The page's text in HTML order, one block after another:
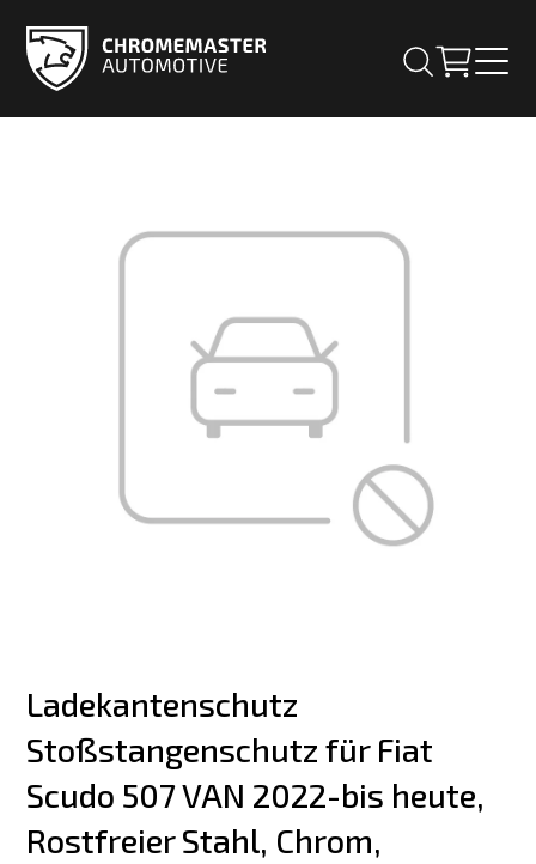
Ladekantenschutz
Stoßstangenschutz für Fiat
Scudo 507 VAN 2022-bis heute,
Rostfreier Stahl, Chrom,